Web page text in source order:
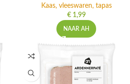
Kaas, vleeswaren, tapas
€1,99
NAAR AH